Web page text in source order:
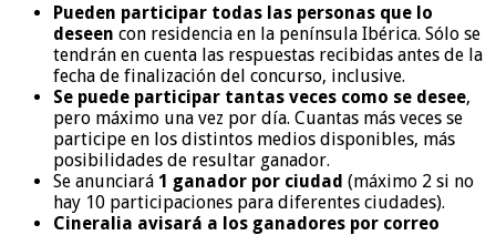
Pueden participar todas las personas que lo
deseen con residencia en la península Ibérica. Sólo se
tendrán en cuenta las respuestas recibidas antes de la
fecha de finalización del concurso, inclusive.
Se puede participar tantas veces como se desee,
pero máximo una vez por día. Cuantas más veces se
participe en los distintos medios disponibles, más
posibilidades de resultar ganador.
Se anunciará 1 ganador por ciudad (máximo 2 si no
hay 10 participaciones para diferentes ciudades).
Cineralia avisará a los ganadores por correo